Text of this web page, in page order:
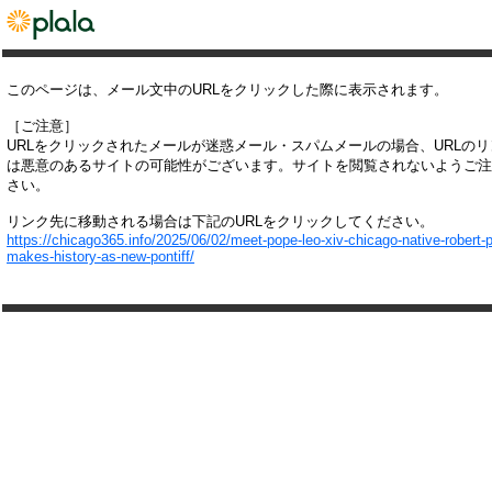
このページは、メール文中のURLをクリックした際に表示されます。
［ご注意］
URLをクリックされたメールが迷惑メール・スパムメールの場合、URLの
は悪意のあるサイトの可能性がございます。サイトを閲覧されないようご
さい。
リンク先に移動される場合は下記のURLをクリックしてください。
https://chicago365.info/2025/06/02/meet-pope-leo-xiv-chicago-native-robert-
makes-history-as-new-pontiff/